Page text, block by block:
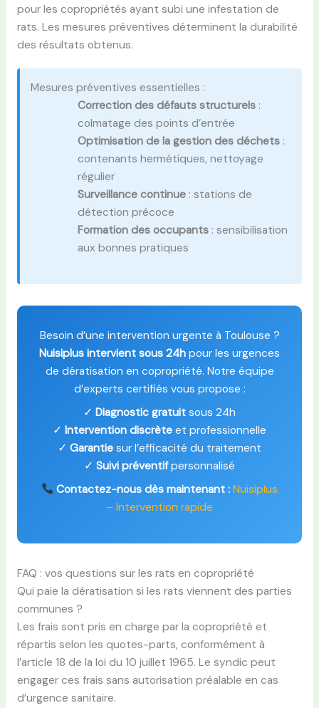
pour les copropriétés ayant subi une infestation de
rats. Les mesures préventives déterminent la durabilité
des résultats obtenus.
Mesures préventives essentielles :
Correction des défauts structurels :
colmatage des points d’entrée
Optimisation de la gestion des déchets :
contenants hermétiques, nettoyage
régulier
Surveillance continue : stations de
détection précoce
Formation des occupants : sensibilisation
aux bonnes pratiques
Besoin d’une intervention urgente à Toulouse ?
Nuisiplus intervient sous 24h pour les urgences
de dératisation en copropriété. Notre équipe
d’experts certifiés vous propose :
✓ Diagnostic gratuit sous 24h
✓ Intervention discrète et professionnelle
✓ Garantie sur l’efficacité du traitement
✓ Suivi préventifpersonnalisé
Contactez-nous dès maintenant : Nuisiplus
– Intervention rapide
FAQ : vos questions sur les rats en copropriété
Qui paie la dératisation si les rats viennent des parties
communes ?
Les frais sont pris en charge par la copropriété et
répartis selon les quotes-parts, conformément à
l’article 18 de la loi du 10 juillet 1965. Le syndic peut
engager ces frais sans autorisation préalable en cas
d’urgence sanitaire.